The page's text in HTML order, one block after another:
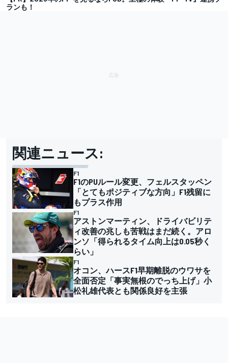
ランも！
関連ニュース:
F1
F1のPUルール変更、フェルスタッペン
「とてもポジティブな方向」F1残留に
もプラス作用
F1
アストンマーティン、ドライバビリテ
ィ改善の兆しも苦戦はまだ続く。アロ
ンソ「得られるタイム向上は0.05秒く
らい」
F1
オコン、ハースF1早期離脱のウワサを
全面否定「事実無根のでっち上げ」小
松礼雄代表とも関係良好を主張